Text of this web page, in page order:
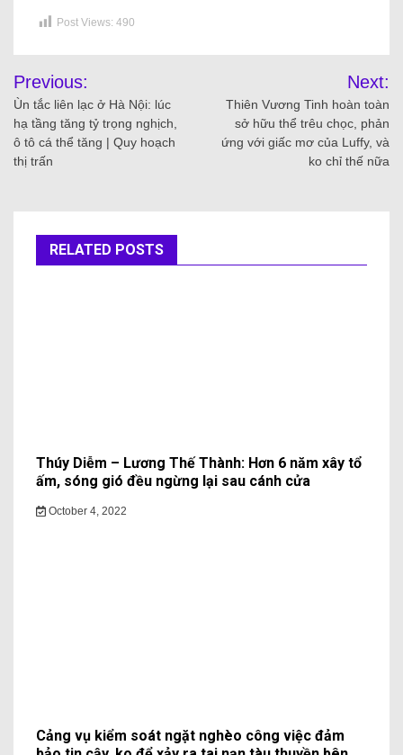
Post Views: 490
Previous:
Ùn tắc liên lạc ở Hà Nội: lúc
hạ tầng tăng tỷ trọng nghịch,
ô tô cá thể tăng | Quy hoạch
thị trấn
Next:
Thiên Vương Tinh hoàn toàn
sở hữu thể trêu chọc, phản
ứng với giấc mơ của Luffy, và
ko chỉ thế nữa
RELATED POSTS
Thúy Diễm – Lương Thế Thành: Hơn 6 năm xây tổ
ấm, sóng gió đều ngừng lại sau cánh cửa
October 4, 2022
Cảng vụ kiểm soát ngặt nghèo công việc đảm